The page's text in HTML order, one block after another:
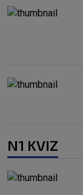
N1 KVIZ